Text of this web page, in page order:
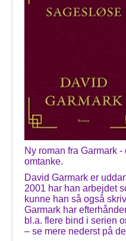
Ny roman fra Garmark
omtanke.
David Garmark er
2001 har han arbejdet
kunne han så også
Garmark har
bl.a. flere bind i serien
– se mere nederst på